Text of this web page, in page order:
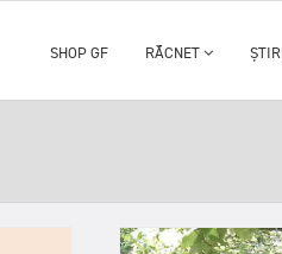
SHOP GF RĂCNET